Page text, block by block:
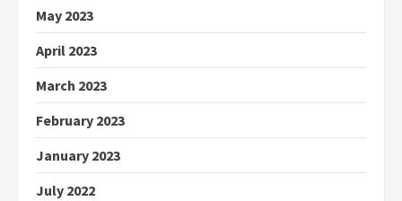
May 2023
April 2023
March 2023
February 2023
January 2023
July 2022